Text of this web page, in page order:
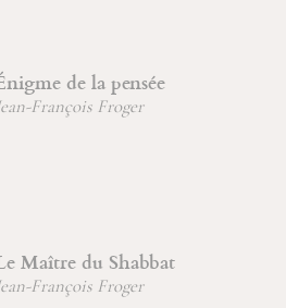
Le Sabre japonais
Gregory Irvine
Les manuscrits enluminés et
leurs créateurs
Rowan Watson